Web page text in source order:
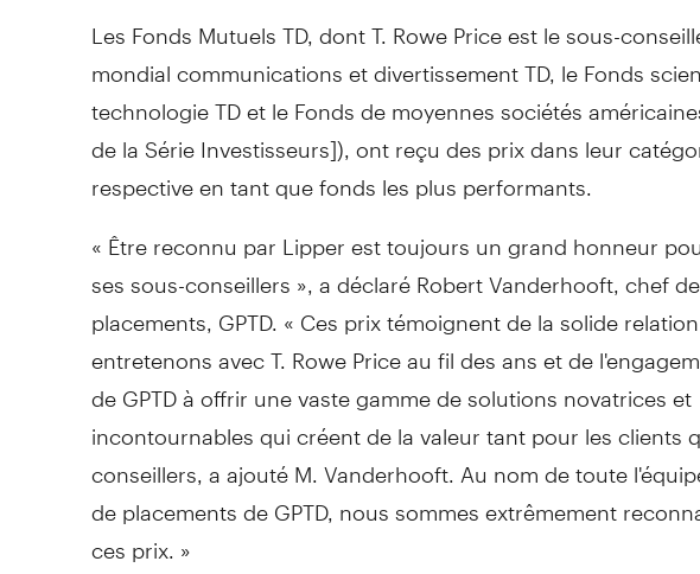
Les Fonds Mutuels TD, dont T. Rowe Price est le sous-
mondial communications et divertissement TD, le Fonds
technologie TD et le Fonds de moyennes sociétés
de la Série Investisseurs]), ont reçu des prix dans leur
respective en tant que fonds les plus performants.
« Être reconnu par Lipper est toujours un grand honneur
ses sous-conseillers », a déclaré Robert Vanderhooft, chef
placements, GPTD. « Ces prix témoignent de la solide
entretenons avec T. Rowe Price au fil des ans et de
de GPTD à offrir une vaste gamme de solutions novatrices et
incontournables qui créent de la valeur tant pour les clients
conseillers, a ajouté M. Vanderhooft. Au nom de toute
de placements de GPTD, nous sommes extrêmement
ces prix. »